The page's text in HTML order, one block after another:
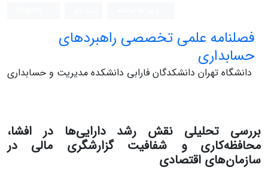
فصلنامه علمی تخصصی راهبردهای
حسابداری
دانشگاه تهران دانشکدگان فارابی دانشکده مدیریت و حسابداری
بررسی تحلیلی نقش رشد دارایی‌ها در افشا،
محافظه‌کاری و شفافیت گزارشگری مالی در
سازمان‌های اقتصادی